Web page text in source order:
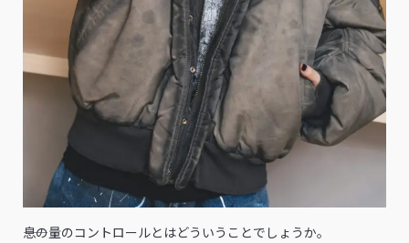
――息の量のコントロールとはどういうことでしょうか。